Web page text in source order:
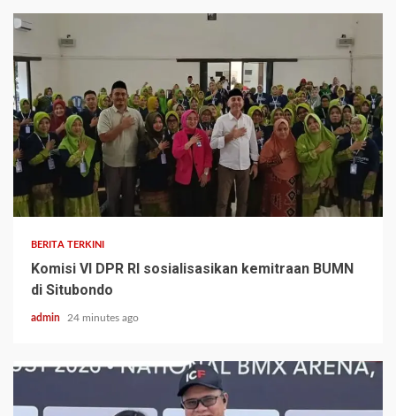
BERITA TERKINI
Komisi VI DPR RI sosialisasikan kemitraan BUMN
di Situbondo
admin 24 minutes ago